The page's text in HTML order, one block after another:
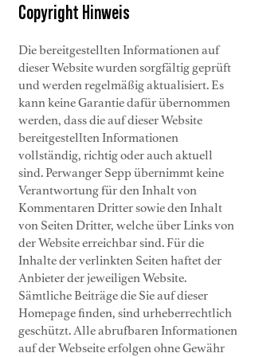
Copyright Hinweis
Die bereitgestellten Informationen auf
dieser Website wurden sorgfältig geprüft
und werden regelmäßig aktualisiert. Es
kann keine Garantie dafür übernommen
werden, dass die auf dieser Website
bereitgestellten Informationen
vollständig, richtig oder auch aktuell
sind. Perwanger Sepp übernimmt keine
Verantwortung für den Inhalt von
Kommentaren Dritter sowie den Inhalt
von Seiten Dritter, welche über Links von
der Website erreichbar sind. Für die
Inhalte der verlinkten Seiten haftet der
Anbieter der jeweiligen Website.
Sämtliche Beiträge die Sie auf dieser
Homepage finden, sind urheberrechtlich
geschützt. Alle abrufbaren Informationen
auf der Webseite erfolgen ohne Gewähr